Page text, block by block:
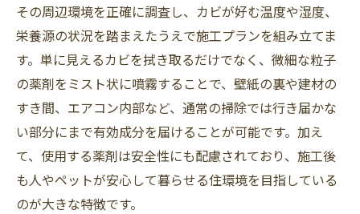
その周辺環境を正確に調査し、カビが好む温度や湿度、
栄養源の状況を踏まえたうえで施工プランを組み立てま
す。単に見えるカビを拭き取るだけでなく、微細な粒子
の薬剤をミスト状に噴霧することで、壁紙の裏や建材の
すき間、エアコン内部など、通常の掃除では行き届かな
い部分にまで有効成分を届けることが可能です。加え
て、使用する薬剤は安全性にも配慮されており、施工後
も人やペットが安心して暮らせる住環境を目指している
のが大きな特徴です。